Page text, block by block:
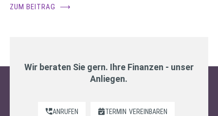
ZUM BEITRAG ⟶
Wir beraten Sie gern. Ihre Finanzen - unser
Anliegen.
ANRUFEN TERMIN VEREINBAREN